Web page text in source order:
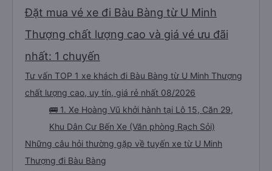
Đặt mua vé xe đi Bàu Bàng từ U Minh
Thượng chất lượng cao và giá vé ưu đãi
nhất: 1 chuyến
Tư vấn TOP 1 xe khách đi Bàu Bàng từ U Minh Thượng
chất lượng cao, uy tín, giá rẻ nhất 08/2026
🚌 1. Xe Hoàng Vũ khởi hành tại Lô 15, Căn 29,
Khu Dân Cư Bến Xe (Văn phòng Rạch Sỏi)
Những câu hỏi thường gặp về tuyến xe từ U Minh
Thượng đi Bàu Bàng